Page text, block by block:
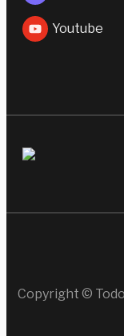
Youtube
Copyright ©